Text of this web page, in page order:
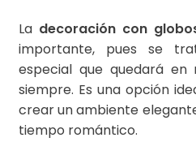
La decoración con
importante, pues se
especial que quedará
siempre. Es una opción
crear un ambiente
tiempo romántico.